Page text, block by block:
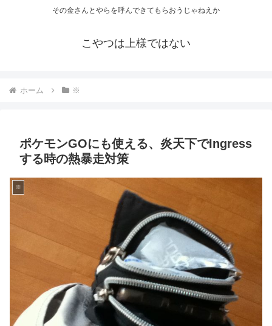
その金さんとやらを呼んできてもらおうじゃねえか
こやつは上様ではない
ホーム ※
ポケモンGOにも使える、炎天下でIngress
する時の熱暴走対策
※